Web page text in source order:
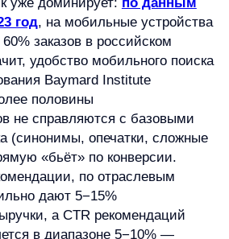
а CTR рекомендаций
в диапазоне 5−10% —
блоки быстро
В сумме это объясняет,
рекомендации — первые
ритейла.
покупки: с чем
у «33 комода»
целью: увеличить
счёт умного поиска
рекомендаций. Масштаб —
более 5000 SKU,